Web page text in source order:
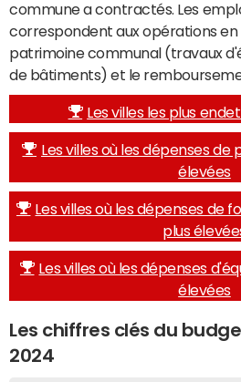
commune a contractés. Les
correspondent aux opérations
patrimoine communal (travaux
de bâtiments) et le
Les villes les plus
Les villes où les dépenses de
élevées
Les villes où les dépenses de
plus
Les villes où les dépenses
élevées
Les chiffres clés du
2024